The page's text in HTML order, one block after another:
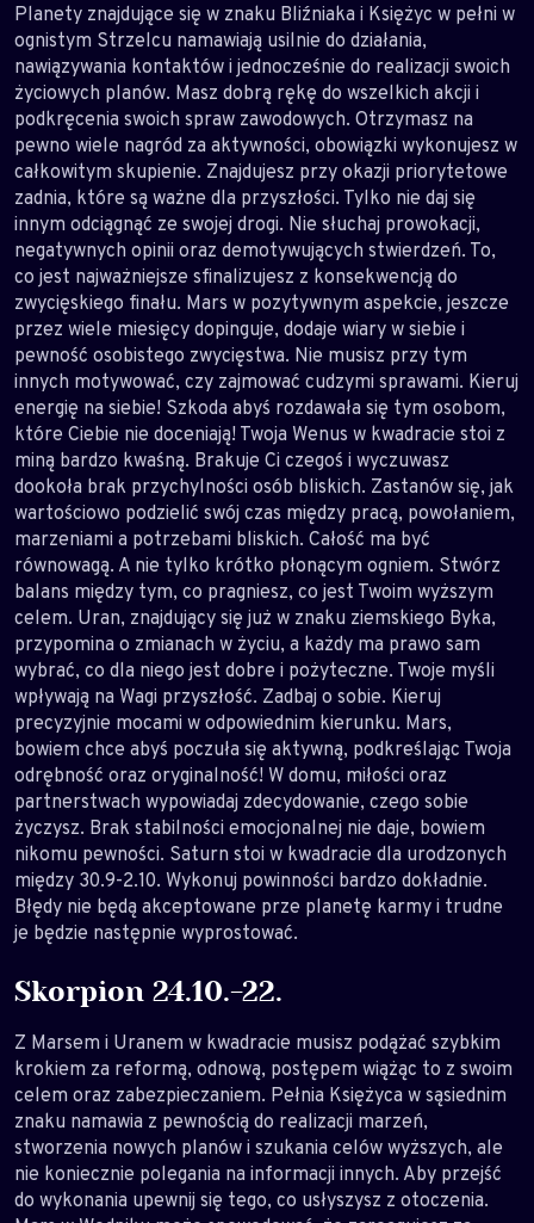
Planety znajdujące się w znaku Bliźniaka i Księżyc w pełni w
ognistym Strzelcu namawiają usilnie do działania,
nawiązywania kontaktów i jednocześnie do realizacji swoich
życiowych planów. Masz dobrą rękę do wszelkich akcji i
podkręcenia swoich spraw zawodowych. Otrzymasz na
pewno wiele nagród za aktywności, obowiązki wykonujesz w
całkowitym skupienie. Znajdujesz przy okazji priorytetowe
zadnia, które są ważne dla przyszłości. Tylko nie daj się
innym odciągnąć ze swojej drogi. Nie słuchaj prowokacji,
negatywnych opinii oraz demotywujących stwierdzeń. To,
co jest najważniejsze sfinalizujesz z konsekwencją do
zwycięskiego finału. Mars w pozytywnym aspekcie, jeszcze
przez wiele miesięcy dopinguje, dodaje wiary w siebie i
pewność osobistego zwycięstwa. Nie musisz przy tym
innych motywować, czy zajmować cudzymi sprawami. Kieruj
energię na siebie! Szkoda abyś rozdawała się tym osobom,
które Ciebie nie doceniają! Twoja Wenus w kwadracie stoi z
miną bardzo kwaśną. Brakuje Ci czegoś i wyczuwasz
dookoła brak przychylności osób bliskich. Zastanów się, jak
wartościowo podzielić swój czas między pracą, powołaniem,
marzeniami a potrzebami bliskich. Całość ma być
równowagą. A nie tylko krótko płonącym ogniem. Stwórz
balans między tym, co pragniesz, co jest Twoim wyższym
celem. Uran, znajdujący się już w znaku ziemskiego Byka,
przypomina o zmianach w życiu, a każdy ma prawo sam
wybrać, co dla niego jest dobre i pożyteczne. Twoje myśli
wpływają na Wagi przyszłość. Zadbaj o sobie. Kieruj
precyzyjnie mocami w odpowiednim kierunku. Mars,
bowiem chce abyś poczuła się aktywną, podkreślając Twoja
odrębność oraz oryginalność! W domu, miłości oraz
partnerstwach wypowiadaj zdecydowanie, czego sobie
życzysz. Brak stabilności emocjonalnej nie daje, bowiem
nikomu pewności. Saturn stoi w kwadracie dla urodzonych
między 30.9-2.10. Wykonuj powinności bardzo dokładnie.
Błędy nie będą akceptowane prze planetę karmy i trudne
je będzie następnie wyprostować.
Skorpion 24.10.-22.
Z Marsem i Uranem w kwadracie musisz podążać szybkim
krokiem za reformą, odnową, postępem wiążąc to z swoim
celem oraz zabezpieczaniem. Pełnia Księżyca w sąsiednim
znaku namawia z pewnością do realizacji marzeń,
stworzenia nowych planów i szukania celów wyższych, ale
nie koniecznie polegania na informacji innych. Aby przejść
do wykonania upewnij się tego, co usłyszysz z otoczenia.